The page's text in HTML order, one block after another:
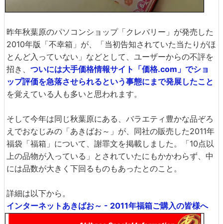
昨年秋葉原のパソコンショップ「クレバリー」が発売した
2010年版「不幸箱」が、「当初告知されていた当たりがほ
とんど入っていない」などとして、ユーザーからの不評を
招き、 ついには大手価格情報サイト「価格.com」でショ
ップ評価を急落させられるという事態にまで発展したこと
を覚えている人も多いと思われます。
そして今年は同じ秋葉原にある、バラエティ豊かな品ぞろ
えでおなじみの「あきばお～」が、同社の販売した2011年
福袋「福箱」について、謝罪文を掲載しました。「10点以
上の品物が入っている」とされていたにもかかわらず、中
には品数が大きく下回るものもあったとのこと。
詳細は以下から。
インターネットあきばお～ - 2011年福箱ご購入の皆様へ